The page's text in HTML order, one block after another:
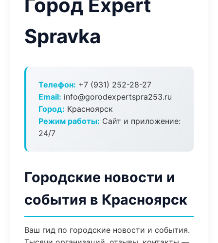
Город Expert
Spravka
Телефон: +7 (931) 252-28-27
Email: info@gorodexpertspra253.ru
Город: Красноярск
Режим работы: Сайт и приложение:
24/7
Городские новости и
события в Красноярск
Ваш гид по городские новости и события.